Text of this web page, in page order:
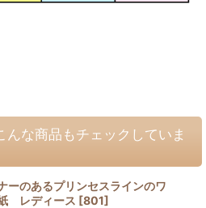
んな商品もチェックしていま
ーのあるプリンセスラインのワ
レディース [801]